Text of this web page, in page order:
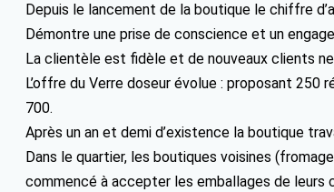
Depuis le lancement de la boutique le chiffre
Démontre une prise de conscience et un
La clientèle est fidèle et de nouveaux clients ne
L’offre du Verre doseur évolue : proposant 250
700.
Après un an et demi d’existence la boutique
Dans le quartier, les boutiques voisines
commencé à accepter les emballages de leurs